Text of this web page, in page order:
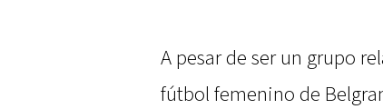
A pesar de ser un grupo
fútbol femenino de